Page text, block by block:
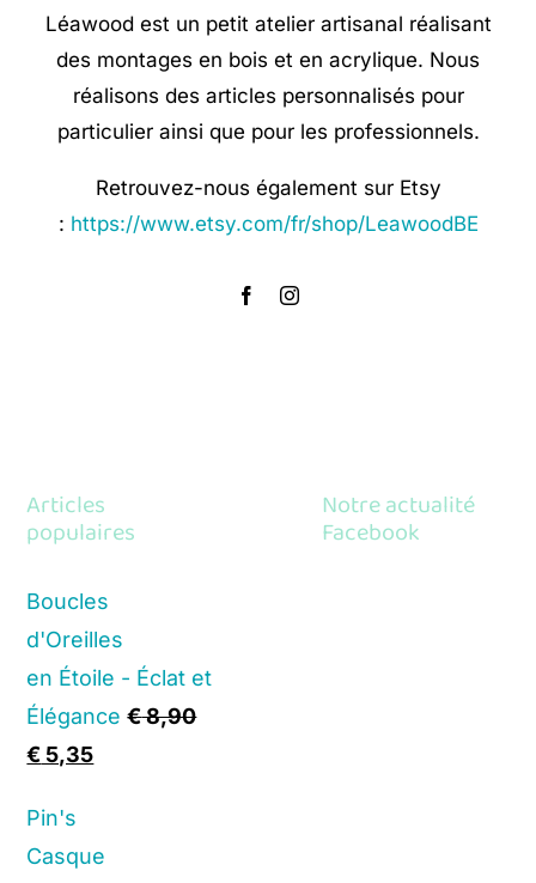
Léawood est un petit atelier artisanal réalisant
des montages en bois et en acrylique. Nous
réalisons des articles personnalisés pour
particulier ainsi que pour les professionnels.
Retrouvez-nous également sur Etsy
: https://www.etsy.com/fr/shop/LeawoodBE
Articles
populaires
Boucles
d'Oreilles
en Étoile - Éclat et
Élégance €8,90
Original
was:
€ 8,90.
€ 5,35Current
€ 5,35.
Pin's
Casque
Notre actualité
Facebook